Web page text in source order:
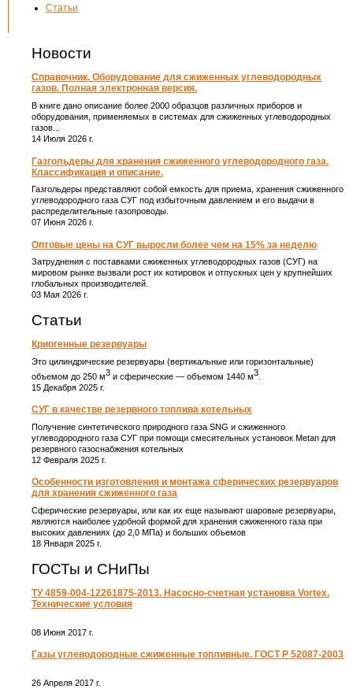
Статьи
Новости
Справочник. Оборудование для сжиженных углеводородных
газов. Полная электронная версия.
В книге дано описание более 2000 образцов различных приборов и
оборудования, применяемых в системах для сжиженных углеводородных
газов...
14 Июля 2026 г.
Газгольдеры для хранения сжиженного углеводородного газа.
Классификация и описание.
Газгольдеры представляют собой емкость для приема, хранения сжиженного
углеводородного газа СУГ под избыточным давлением и его выдачи в
распределительные газопроводы.
07 Июня 2026 г.
Оптовые цены на СУГ выросли более чем на 15% за неделю
Затруднения с поставками сжиженных углеводородных газов (СУГ) на
мировом рынке вызвали рост их котировок и отпускных цен у крупнейших
глобальных производителей.
03 Мая 2026 г.
Статьи
Криогенные резервуары
Это цилиндрические резервуары (вертикальные или горизонтальные)
объемом до 250 м3 и сферические ― объемом 1440 м3
15 Декабря 2025 г.
СУГ в качестве резервного топлива котельных
Получение синтетического природного газа SNG и сжиженного
углеводородного газа СУГ при помощи смесительных установок Metan для
резервного газоснабжения котельных
12 Февраля 2025 г.
Особенности изготовления и монтажа сферических резервуаров
для хранения сжиженного газа
Сферические резервуары, или как их еще называют шаровые резервуары,
являются наиболее удобной формой для хранения сжиженного газа при
высоких давлениях (до 2,0 МПа) и больших объемов
18 Января 2025 г.
ГОСТы и СНиПы
ТУ 4859-004-12261875-2013. Насосно-счетная установка Vortex.
Технические условия
08 Июня 2017 г.
Газы углеводородные сжиженные топливные. ГОСТ Р 52087-2003
26 Апреля 2017 г.